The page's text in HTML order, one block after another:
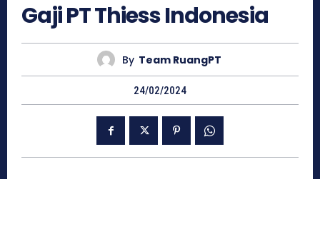
Gaji PT Thiess Indonesia
By Team RuangPT
24/02/2024